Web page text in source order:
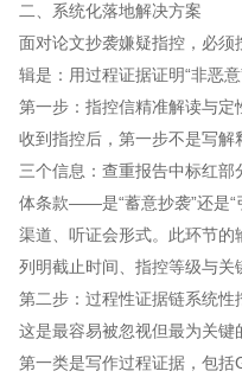
二、系统化落地解决方案
面对论文抄袭嫌疑指控，必
辑是：用过程证据证明“非恶
第一步：指控信精准解读与定
收到指控后，第一步不是写
三个信息：查重报告中标红
体条款——是“蓄意抄袭”还是“
渠道、听证会形式。此环节
列明截止时间、指控等级与关
第二步：过程性证据链系统性
这是最容易被忽视但最为关键
第一类是写作过程证据，包